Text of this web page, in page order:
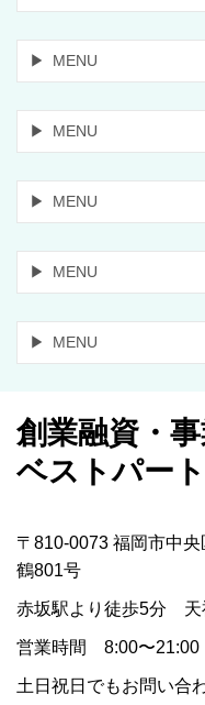
MENU
MENU
MENU
MENU
MENU
創業融資・
ベストパー
〒810-0073 福岡市中
鶴801号
赤坂駅より徒歩5分 天
営業時間 8:00〜21:00
土日祝日でもお問い合